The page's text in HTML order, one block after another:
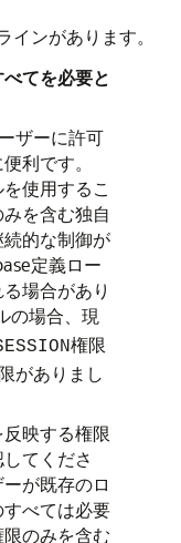
ンがあります。
てを必要と
ザーに許可
利です。
使用するこ
を含む独自
的な制御が
定義ロー
場合があり
の場合、現
権限
がありまし
映する権限
てくださ
が既存のロ
べては必要
のみを含む